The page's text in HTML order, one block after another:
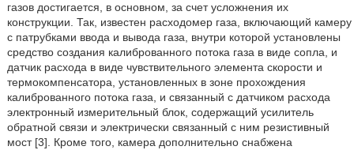
газов достигается, в основном, за счет усложнения их
конструкции. Так, известен расходомер газа, включающий камеру
с патрубками ввода и вывода газа, внутри которой установлены
средство создания калиброванного потока газа в виде сопла, и
датчик расхода в виде чувствительного элемента скорости и
термокомпенсатора, установленных в зоне прохождения
калиброванного потока газа, и связанный с датчиком расхода
электронный измерительный блок, содержащий усилитель
обратной связи и электрически связанный с ним резистивный
мост [3]. Кроме того, камера дополнительно снабжена